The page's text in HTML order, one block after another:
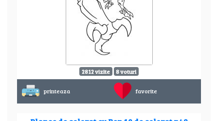
2812 vizite 8 voturi
printeaza favorite